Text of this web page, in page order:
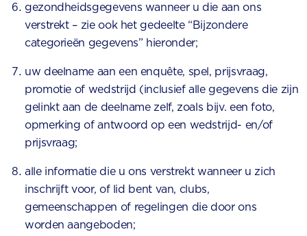
gezondheidsgegevens wanneer u die aan ons
verstrekt – zie ook het gedeelte “Bijzondere
categorieën gegevens” hieronder;
uw deelname aan een enquête, spel, prijsvraag,
promotie of wedstrijd (inclusief alle gegevens die zijn
gelinkt aan de deelname zelf, zoals bijv. een foto,
opmerking of antwoord op een wedstrijd- en/of
prijsvraag;
alle informatie die u ons verstrekt wanneer u zich
inschrijft voor, of lid bent van, clubs,
gemeenschappen of regelingen die door ons
worden aangeboden;